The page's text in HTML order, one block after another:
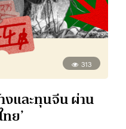
313
และทุนจีน ผ่าน
ย’